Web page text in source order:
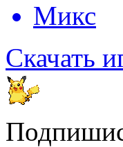
Микс
Скачать